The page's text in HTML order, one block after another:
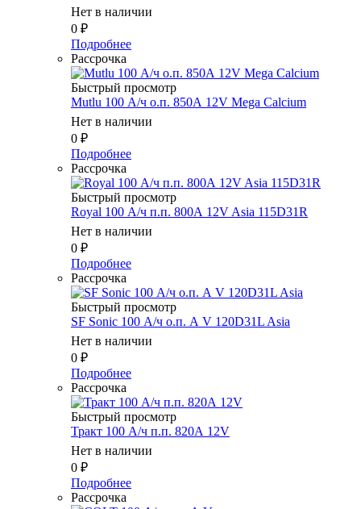
Нет в наличии
0 ₽
Подробнее
Рассрочка
Быстрый просмотр
Mutlu 100 А/ч о.п. 850А 12V Mega Calcium
Нет в наличии
0 ₽
Подробнее
Рассрочка
Быстрый просмотр
Royal 100 А/ч п.п. 800А 12V Asia 115D31R
Нет в наличии
0 ₽
Подробнее
Рассрочка
Быстрый просмотр
SF Sonic 100 А/ч о.п. А V 120D31L Asia
Нет в наличии
0 ₽
Подробнее
Рассрочка
Быстрый просмотр
Тракт 100 А/ч п.п. 820А 12V
Нет в наличии
0 ₽
Подробнее
Рассрочка